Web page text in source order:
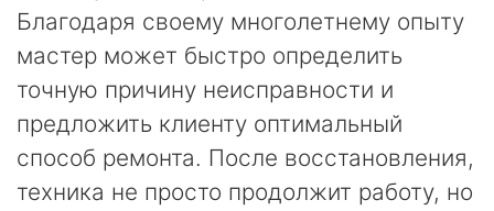
Благодаря своему многолетнему опыту
мастер может быстро определить
точную причину неисправности и
предложить клиенту оптимальный
способ ремонта. После восстановления,
техника не просто продолжит работу, но